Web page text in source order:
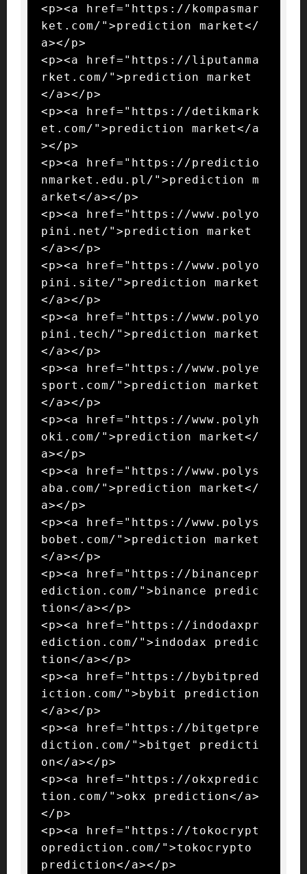
<p><a href="https://kompasmar
ket.com/">prediction market</
a></p>
<p><a href="https://liputanma
rket.com/">prediction market
</a></p>
<p><a href="https://detikmark
et.com/">prediction market</a
></p>
<p><a href="https://predictio
nmarket.edu.pl/">prediction m
arket</a></p>
<p><a href="https://www.polyo
pini.net/">prediction market
</a></p>
<p><a href="https://www.polyo
pini.site/">prediction market
</a></p>
<p><a href="https://www.polyo
pini.tech/">prediction market
</a></p>
<p><a href="https://www.polye
sport.com/">prediction market
</a></p>
<p><a href="https://www.polyh
oki.com/">prediction market</
a></p>
<p><a href="https://www.polys
aba.com/">prediction market</
a></p>
<p><a href="https://www.polys
bobet.com/">prediction market
</a></p>
<p><a href="https://binancepr
ediction.com/">binance predic
tion</a></p>
<p><a href="https://indodaxpr
ediction.com/">indodax predic
tion</a></p>
<p><a href="https://bybitpred
iction.com/">bybit prediction
</a></p>
<p><a href="https://bitgetpre
diction.com/">bitget predicti
on</a></p>
<p><a href="https://okxpredic
tion.com/">okx prediction</a>
</p>
<p><a href="https://tokocrypt
oprediction.com/">tokocrypto
prediction</a></p>